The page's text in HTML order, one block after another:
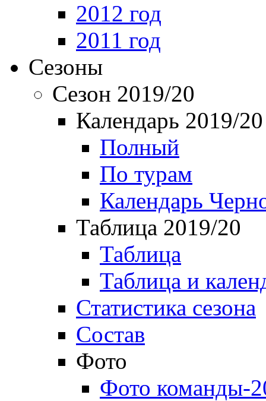
2012 год
2011 год
Сезоны
Сезон 2019/20
Календарь 2019/20
Полный
По турам
Календарь
Таблица 2019/20
Таблица
Таблица и
Статистика сезона
Состав
Фото
Фото команды-